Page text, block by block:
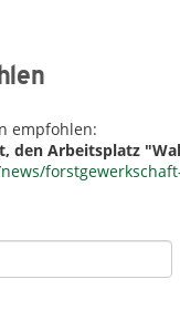
empfohlen:
den Arbeitsplatz